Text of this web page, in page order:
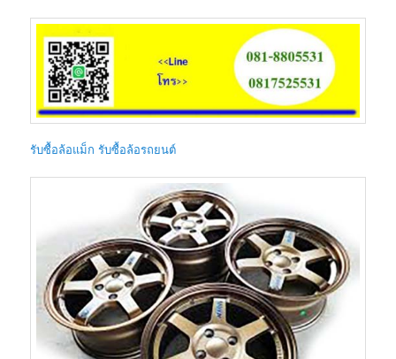
รับซื้อล้อแม็ก รับซื้อล้อรถยนต์